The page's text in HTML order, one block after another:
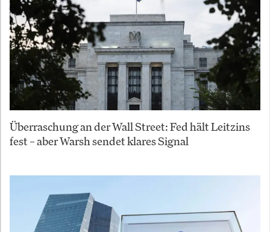
Überraschung an der Wall Street: Fed hält Leitzins
fest – aber Warsh sendet klares Signal